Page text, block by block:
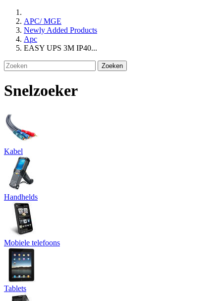
APC/ MGE
Newly Added Products
Apc
EASY UPS 3M IP40...
Zoeken
Snelzoeker
Kabel
Handhelds
Mobiele telefoons
Tablets